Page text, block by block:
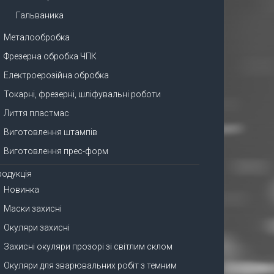
Гальваника
Металообробка
Фрезерна обробка ЧПК
Електроерозійна обробка
Токарні, фрезерні, шліфувальні роботи
Лиття пластмас
Виготовлення штампів
Виготовлення прес-форм
Новинка
Маски захисні
Окуляри захисні
Захисні окуляри прозорі зі світлим склом
Окуляри для зварювальних робіт з темним